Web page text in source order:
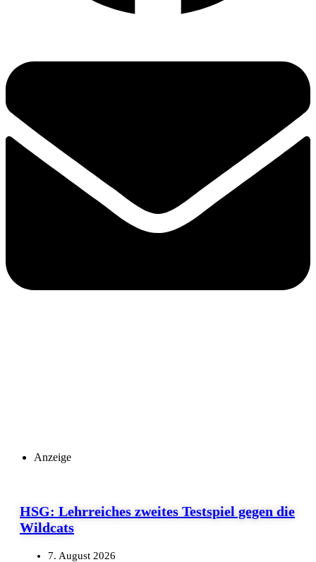
Anzeige
HSG: Lehrreiches zweites Testspiel gegen die
Wildcats
7. August 2026